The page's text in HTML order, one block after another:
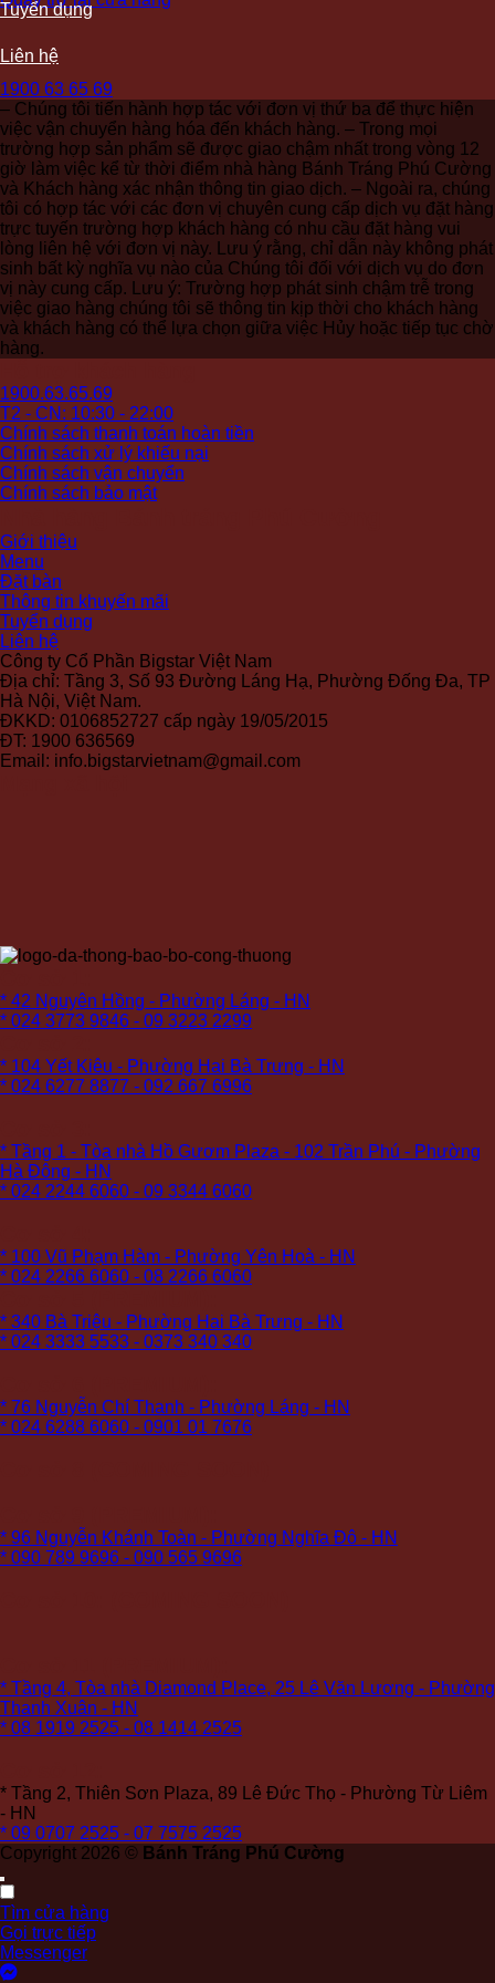
Tuyển dụng
Liên hệ
1900 63 65 69
– Chúng tôi tiến hành hợp tác với đơn vị thứ ba để thực hiện
việc vận chuyển hàng hóa đến khách hàng. – Trong mọi
trường hợp sản phẩm sẽ được giao chậm nhất trong vòng 12
giờ làm việc kể từ thời điểm nhà hàng Bánh Tráng Phú Cường
và Khách hàng xác nhận thông tin giao dịch. – Ngoài ra, chúng
tôi có hợp tác với các đơn vị chuyên cung cấp dịch vụ đặt hàng
trực tuyến trường hợp khách hàng có nhu cầu đặt hàng vui
lòng liên hệ với đơn vị này. Lưu ý rằng, chỉ dẫn này không phát
sinh bất kỳ nghĩa vụ nào của Chúng tôi đối với dịch vụ do đơn
vị này cung cấp. Lưu ý: Trường hợp phát sinh chậm trễ trong
việc giao hàng chúng tôi sẽ thông tin kịp thời cho khách hàng
và khách hàng có thể lựa chọn giữa việc Hủy hoặc tiếp tục chờ
hàng.
1900.63.65.69
T2 - CN: 10:30 - 22:00
Chính sách thanh toán hoàn tiền
Chính sách xử lý khiếu nại
Chính sách vận chuyển
Chính sách bảo mật
Giới thiệu
Menu
Đặt bàn
Thông tin khuyến mãi
Tuyển dụng
Liên hệ
Công ty Cổ Phần Bigstar Việt Nam
Địa chỉ: Tầng 3, Số 93 Đường Láng Hạ, Phường Đống Đa, TP
Hà Nội, Việt Nam.
ĐKKD: 0106852727 cấp ngày 19/05/2015
ĐT: 1900 636569
Email: info.bigstarvietnam@gmail.com
* 42 Nguyên Hồng - Phường Láng - HN
* 024 3773 9846 - 09 3223 2299
* 104 Yết Kiêu - Phường Hai Bà Trưng - HN
* 024 6277 8877 - 092 667 6996
* Tầng 1 - Tòa nhà Hồ Gươm Plaza - 102 Trần Phú - Phường
Hà Đông - HN
* 024 2244 6060 - 09 3344 6060
* 100 Vũ Phạm Hàm - Phường Yên Hoà - HN
* 024 2266 6060 - 08 2266 6060
* 340 Bà Triệu - Phường Hai Bà Trưng - HN
* 024 3333 5533 - 0373 340 340
* 76 Nguyễn Chí Thanh - Phường Láng - HN
* 024 6288 6060 - 0901 01 7676
* 96 Nguyễn Khánh Toàn - Phường Nghĩa Đô - HN
* 090 789 9696 - 090 565 9696
* Tầng 4, Tòa nhà Diamond Place, 25 Lê Văn Lương - Phường
Thanh Xuân - HN
* 08 1919 2525 - 08 1414 2525
* Tầng 2, Thiên Sơn Plaza, 89 Lê Đức Thọ - Phường Từ Liêm
- HN
* 09 0707 2525 - 07 7575 2525
Copyright 2026 © Bánh Tráng Phú Cường
Tìm cửa hàng
Gọi trực tiếp
Messenger